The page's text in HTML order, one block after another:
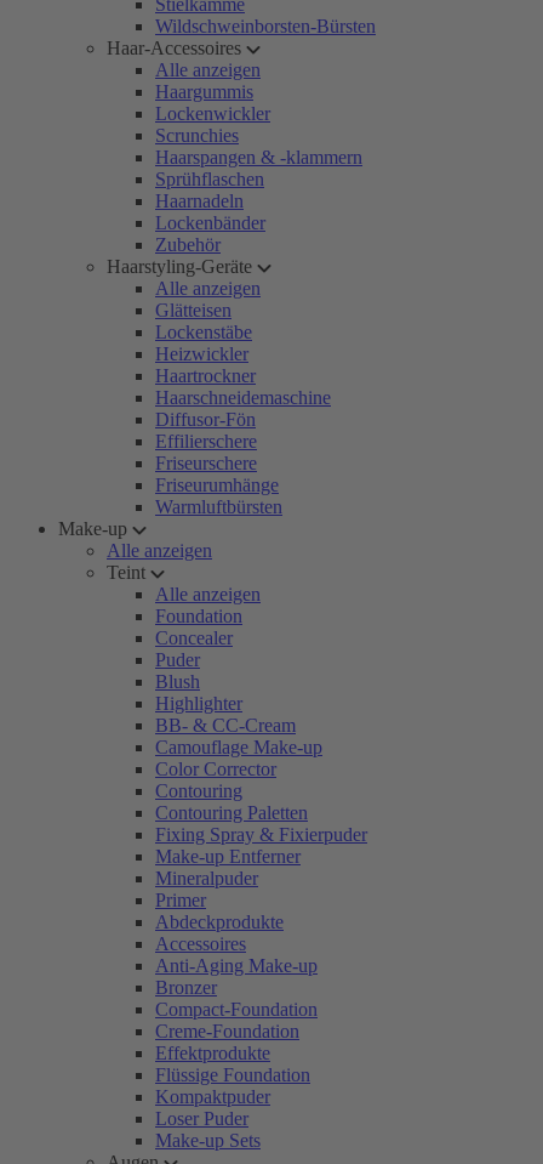
Stielkämme
Wildschweinborsten-Bürsten
Haar-Accessoires
Alle anzeigen
Haargummis
Lockenwickler
Scrunchies
Haarspangen & -klammern
Sprühflaschen
Haarnadeln
Lockenbänder
Zubehör
Haarstyling-Geräte
Alle anzeigen
Glätteisen
Lockenstäbe
Heizwickler
Haartrockner
Haarschneidemaschine
Diffusor-Fön
Effilierschere
Friseurschere
Friseurumhänge
Warmluftbürsten
Make-up
Alle anzeigen
Teint
Alle anzeigen
Foundation
Concealer
Puder
Blush
Highlighter
BB- & CC-Cream
Camouflage Make-up
Color Corrector
Contouring
Contouring Paletten
Fixing Spray & Fixierpuder
Make-up Entferner
Mineralpuder
Primer
Abdeckprodukte
Accessoires
Anti-Aging Make-up
Bronzer
Compact-Foundation
Creme-Foundation
Effektprodukte
Flüssige Foundation
Kompaktpuder
Loser Puder
Make-up Sets